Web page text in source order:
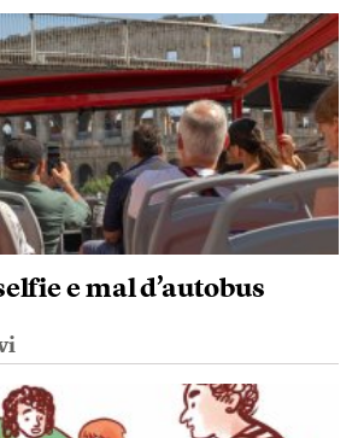
e mal d’autobus